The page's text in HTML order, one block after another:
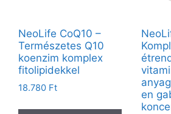
NeoLife CoQ10 –
Természetes Q10
koenzim komplex
fitolipidekkel
18.780 Ft
en